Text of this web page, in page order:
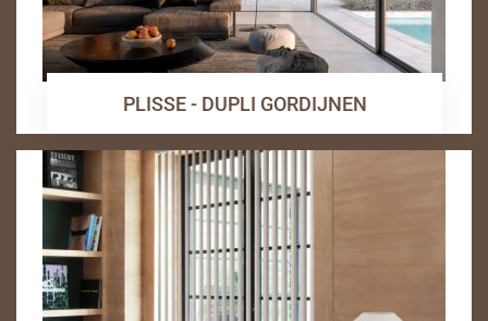
PLISSE - DUPLI GORDIJNEN